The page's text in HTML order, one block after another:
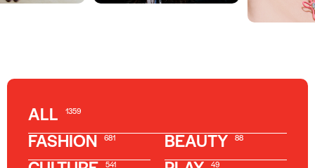
ALL 1359
FASHION 681 BEAUTY 88
541 49